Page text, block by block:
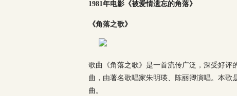
1981年电影《被爱情遗忘的角落》
《角落之歌》
歌曲《角落之歌》是一首流传广泛，深受好评
曲，由著名歌唱家朱明瑛、陈丽卿演唱。本
曲。